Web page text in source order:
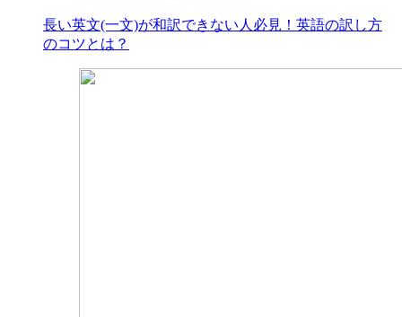
長い英文(一文)が和訳できない人必見！英語の訳し方
のコツとは？